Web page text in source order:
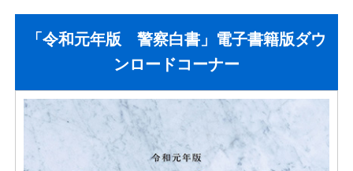
「令和元年版 警察白書」電子書籍版ダウ
ンロードコーナー